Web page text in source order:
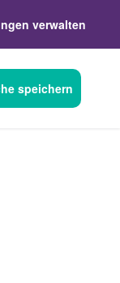
verwalten
speichern